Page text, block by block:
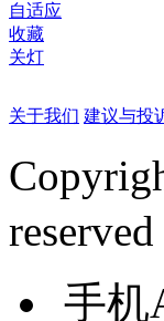
自适应
收藏
关灯
关于我们 建议与投
reserved
手机